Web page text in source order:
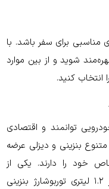
مناسبی برای سفر باشد. با
شوید و از بین موارد
انتخاب کنید.
توانمند و اقتصادی
بنزینی و دیزلی عرضه
خود را دارند. یکی از
محبوب‌ترین موتورهای این خودرو، موتور ۱.۲ لیتری توربوشارژ بنزینی